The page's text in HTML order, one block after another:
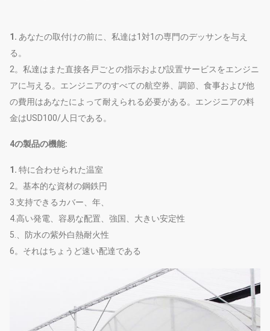
1. あなたの取付けの前に、私達は1対1の専門のデッサンを与え
る。
2。私達はまた直接各戸ごとの指示および設置サービスをエンジニ
アに与える。エンジニアのすべての航空券、調節、食事および他
の費用はあなたによって耐えられる必要がある。エンジニアの料
金はUSD100/人日である。
4の製品の機能:
1. 特に合わせられた温室
2。基本的な資材の鋼鉄円
3.支持できるカバー、年、
4.高い発電、容易な配置、強国、大きい安定性
5.、防水の紫外白熱耐火性
6。それはちょうど速い配達である